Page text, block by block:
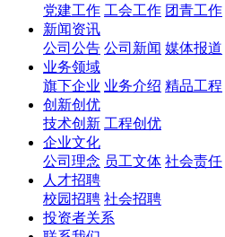
党建工作 工会工作 团青工作
新闻资讯
公司公告 公司新闻 媒体报道
业务领域
旗下企业 业务介绍 精品工程
创新创优
技术创新 工程创优
企业文化
公司理念 员工文体 社会责任
人才招聘
校园招聘 社会招聘
投资者关系